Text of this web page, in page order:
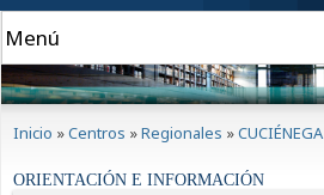
Inicio »Centros »Regionales »CUCIÉNEGA
ORIENTACIÓN E INFORMACIÓN